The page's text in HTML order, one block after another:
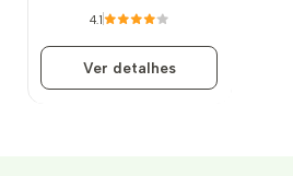
4.1
Ver detalhes